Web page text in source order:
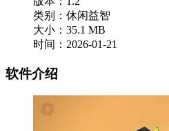
类别：休闲益智
大小：35.1 MB
时间：2026-01-21
软件介绍